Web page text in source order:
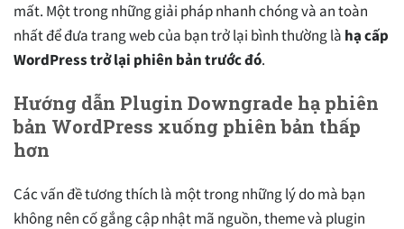
mất. Một trong những giải pháp nhanh chóng và an toàn
nhất để đưa trang web của bạn trở lại bình thường là hạ cấp
WordPress trở lại phiên bản trước đó.
Hướng dẫn Plugin Downgrade hạ phiên
bản WordPress xuống phiên bản thấp
hơn
Các vấn đề tương thích là một trong những lý do mà bạn
không nên cố gắng cập nhật mã nguồn, theme và plugin